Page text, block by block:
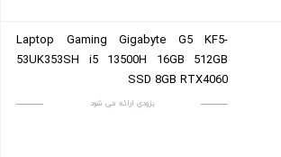
Laptop Gaming Gigabyte G5 KF5-
53UK353SH i5 13500H 16GB 512GB
SSD 8GB RTX4060
بزودی ارائه می شود